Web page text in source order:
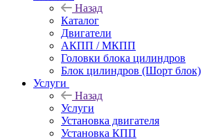
Назад
Каталог
Двигатели
АКПП / МКПП
Головки блока цилиндров
Блок цилиндров (Шорт блок)
Услуги
Назад
Услуги
Установка двигателя
Установка КПП